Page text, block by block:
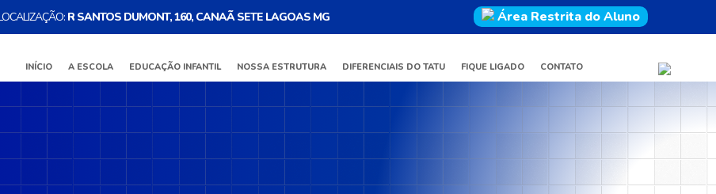
R SANTOS DUMONT, 160, CANAÃ SETE LAGOAS MG Área Restrita do Aluno
INÍCIO A ESCOLA EDUCAÇÃO INFANTIL NOSSA ESTRUTURA DIFERENCIAIS DO TATU FIQUE LIGADO CONTATO